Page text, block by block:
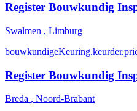
Register Bouwkundig
Swalmen , Limburg
Register Bouwkundig
Breda , Noord-Brabant